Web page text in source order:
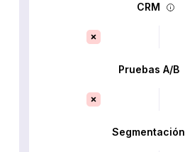
CRM
Pruebas A/B
Segmentación